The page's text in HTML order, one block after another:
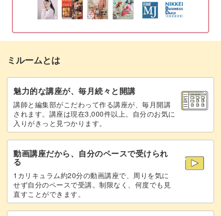
粘土ジェルを初めて扱う方や、ハートを作ったことがない
方にもわかりやすく解説しています！
モチーフをよりぷっくりさせる仕上げにもご注目。
グリッターが浮き上がってくるような奥行きのあるアート
に仕上がります◎
今回はベースにマグネットジェルを使ってみました。
滑らかな光の輝きを出すマグネットの当て方も学べます
ミルームとは
魅力的な講座が、毎月続々と開講
講師と編集部がこだわって作る講座が、毎月開講
されます。講座は現在3,000件以上。自分のお気に
入りがきっと見つかります。
動画講座だから、自分のペースで受けられ
る
1カリキュラム約20分の動画講座で、周りを気に
せず自分のペースで受講。制限なく、何度でも見
直すことができます。